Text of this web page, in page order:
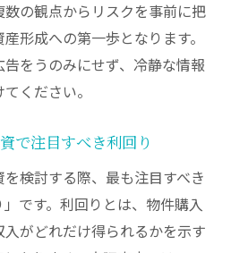
数の観点からリスクを事前に把
形成への第一歩となります。
をうのみにせず、冷静な情報
ください。
で注目すべき利回り
検討する際、最も注目すべき
です。利回りとは、物件購入
がどれだけ得られるかを示す